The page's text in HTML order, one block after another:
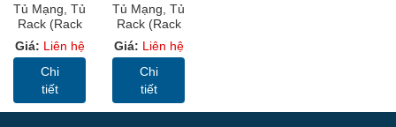
Tủ Mạng, Tủ
Rack (Rack
Cabinet 19”)
USS RACK
42U D1000
Sâu
Cửa MICA
Giá: Liên hệ
Chi
tiết
Tủ Mạng, Tủ
Rack (Rack
Cabinet 19”)
USS RACK
32U D600
Sâu 600mm
Giá: Liên hệ
Chi
tiết